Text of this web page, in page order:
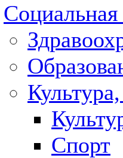
Спорт